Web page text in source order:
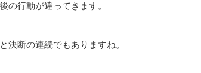
の行動が違ってきます。
決断の連続でもありますね。